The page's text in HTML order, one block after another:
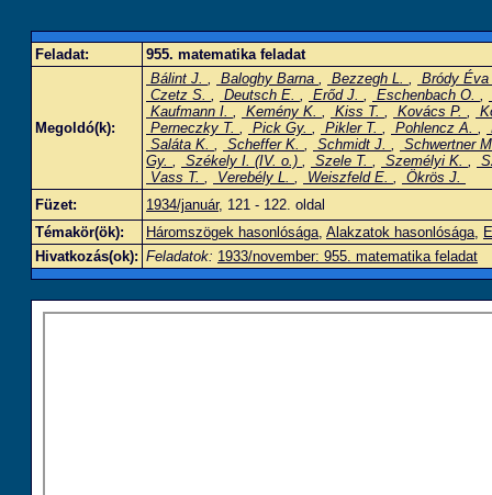
Feladat: 955. matematika feladat
Megoldó(k):
Bálint J. , Baloghy Barna , Bezzegh L. ,
Bródy Éva
Czetz S. , Deutsch E. , Erőd J. , Eschenbach O. ,
Kaufmann I. , Kemény K. , Kiss T. , Kovács P. ,
Perneczky T. , Pick Gy. , Pikler T. , Pohlencz A. ,
Saláta K. , Scheffer K. , Schmidt J. ,
Schwertner
Gy. , Székely I. (IV. o.) , Szele T. , Személyi K. ,
Vass T. , Verebély L. , Weiszfeld E. ,
Ökrös J.
Füzet:
1934/január, 121 - 122. oldal
Témakör(ök):
Háromszögek hasonlósága, Alakzatok hasonlósága,
Hivatkozás(ok): Feladatok: 1933/november: 955. matematika feladat